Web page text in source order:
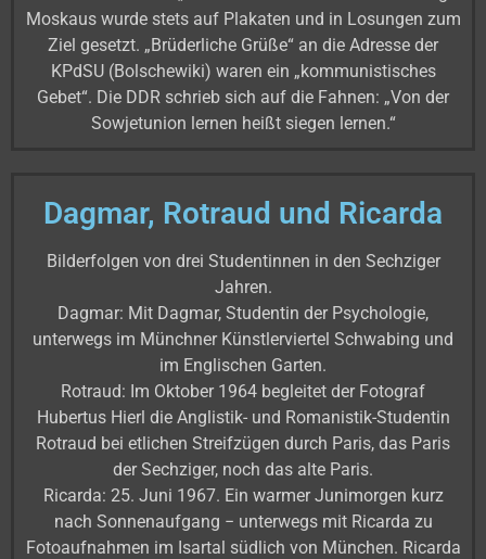
Moskaus wurde stets auf Plakaten und in Losungen zum
Ziel gesetzt. „Brüderliche Grüße“ an die Adresse der
KPdSU (Bolschewiki) waren ein „kommunistisches
Gebet“. Die DDR schrieb sich auf die Fahnen: „Von der
Sowjetunion lernen heißt siegen lernen.“
Dagmar, Rotraud und Ricarda
Bilderfolgen von drei Studentinnen in den Sechziger
Jahren.
Dagmar: Mit Dagmar, Studentin der Psychologie,
unterwegs im Münchner Künstlerviertel Schwabing und
im Englischen Garten.
Rotraud: Im Oktober 1964 begleitet der Fotograf
Hubertus Hierl die Anglistik- und Romanistik-Studentin
Rotraud bei etlichen Streifzügen durch Paris, das Paris
der Sechziger, noch das alte Paris.
Ricarda: 25. Juni 1967. Ein warmer Junimorgen kurz
nach Sonnenaufgang − unterwegs mit Ricarda zu
Fotoaufnahmen im Isartal südlich von München. Ricarda